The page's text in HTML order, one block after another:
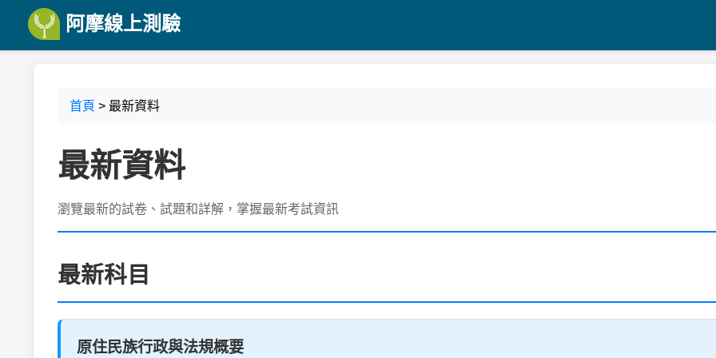
阿摩線上測驗
首頁 > 最新資料
最新資料
瀏覽最新的試卷、試題和詳解，掌握最新考試資訊
最新科目
原住民族行政與法規概要